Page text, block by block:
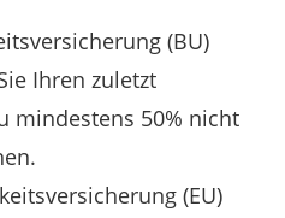
(BU)
Ihren zuletzt
mindestens 50% nicht
(EU)